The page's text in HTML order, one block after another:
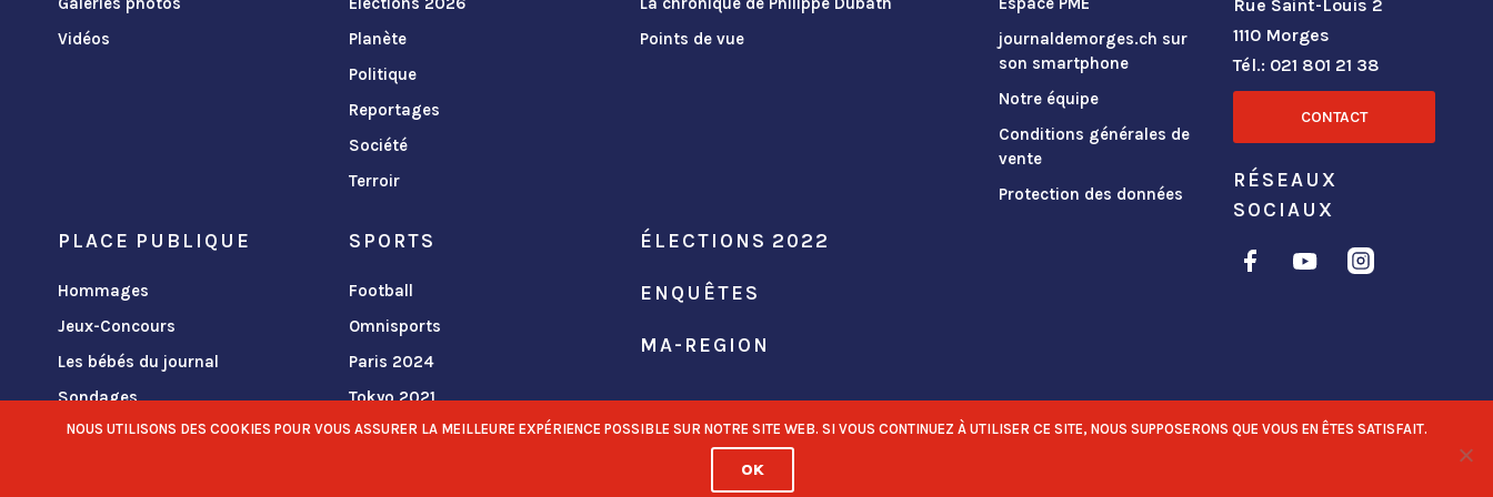
Vidéos
Planète
Politique
Reportages
Société
Terroir
Points de vue
PLACE PUBLIQUE
Hommages
Jeux-Concours
Les bébés du journal
Sondages
SPORTS
Football
Omnisports
Paris 2024
Tokyo 2021
ÉLECTIONS 2022
ENQUÊTES
MA-REGION
journaldemorges.ch sur
son smartphone
Notre équipe
Conditions générales de
vente
Protection des données
Rue Saint-Louis 2
1110 Morges
Tél.: 021 801 21 38
CONTACT
RÉSEAUX
SOCIAUX
NOUS UTILISONS DES COOKIES POUR VOUS ASSURER LA MEILLEURE EXPÉRIENCE POSSIBLE SUR NOTRE SITE WEB. SI VOUS CONTINUEZ À UTILISER CE SITE, NOUS SUPPOSERONS QUE VOUS EN ÊTES SATISFAIT.
OK